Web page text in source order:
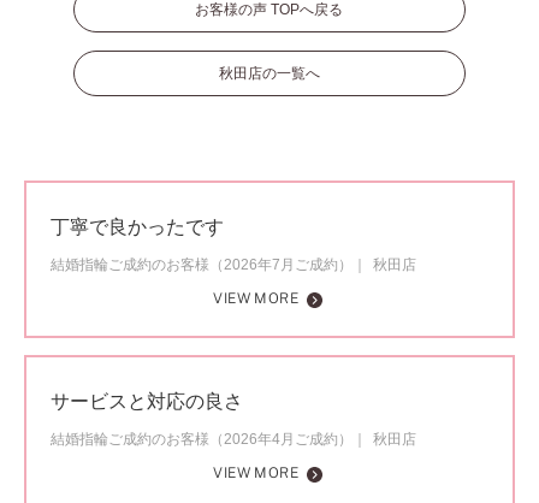
お客様の声 TOPへ戻る
秋田店の一覧へ
丁寧で良かったです
結婚指輪ご成約のお客様（2026年7月ご成約）
秋田店
VIEW MORE
サービスと対応の良さ
結婚指輪ご成約のお客様（2026年4月ご成約）
秋田店
VIEW MORE